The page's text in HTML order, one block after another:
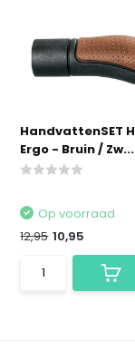
HandvattenSET
Ergo - Bruin / Zw...
Op voorraad
12,95 10,95